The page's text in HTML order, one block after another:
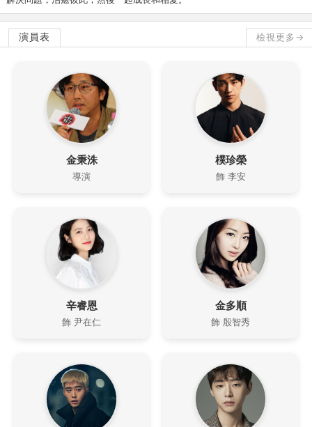
演員表 檢視更多→
金秉洙
導演
樸珍榮
飾 李安
辛睿恩
飾 尹在仁
金多順
飾 殷智秀